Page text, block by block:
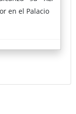
entre los
de nuestra
en el Palacio